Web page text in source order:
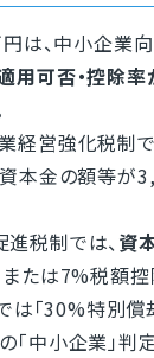
は、中小企業
用可否・控除
経営強化税制
本金の額等が
税制では、資
たは7%税額控
は「30%特別償
「中小企業」判